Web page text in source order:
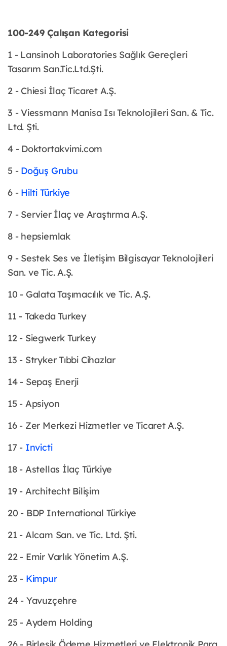
100-249 Çalışan Kategorisi
1 - Lansinoh Laboratories Sağlık Gereçleri
Tasarım San.Tic.Ltd.Şti.
2 - Chiesi İlaç Ticaret A.Ş.
3 - Viessmann Manisa Isı Teknolojileri San. & Tic.
Ltd. Şti.
4 - Doktortakvimi.com
5 - Doğuş Grubu
6 - Hilti Türkiye
7 - Servier İlaç ve Araştırma A.Ş.
8 - hepsiemlak
9 - Sestek Ses ve İletişim Bilgisayar Teknolojileri
San. ve Tic. A.Ş.
10 - Galata Taşımacılık ve Tic. A.Ş.
11 - Takeda Turkey
12 - Siegwerk Turkey
13 - Stryker Tıbbi Cihazlar
14 - Sepaş Enerji
15 - Apsiyon
16 - Zer Merkezi Hizmetler ve Ticaret A.Ş.
17 - Invicti
18 - Astellas İlaç Türkiye
19 - Architecht Bilişim
20 - BDP International Türkiye
21 - Alcam San. ve Tic. Ltd. Şti.
22 - Emir Varlık Yönetim A.Ş.
23 - Kimpur
24 - Yavuzçehre
25 - Aydem Holding